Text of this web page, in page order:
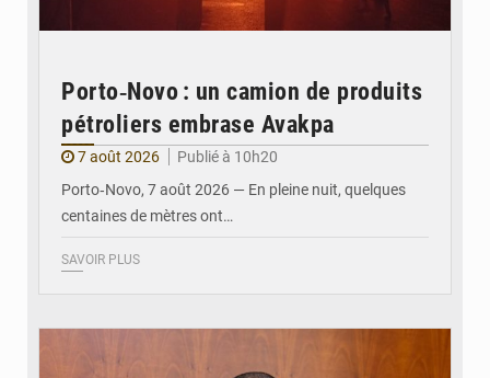
Porto‑Novo : un camion de produits
pétroliers embrase Avakpa
7 août 2026
Publié à 10h20
Porto‑Novo, 7 août 2026 — En pleine nuit, quelques
centaines de mètres ont…
SAVOIR PLUS